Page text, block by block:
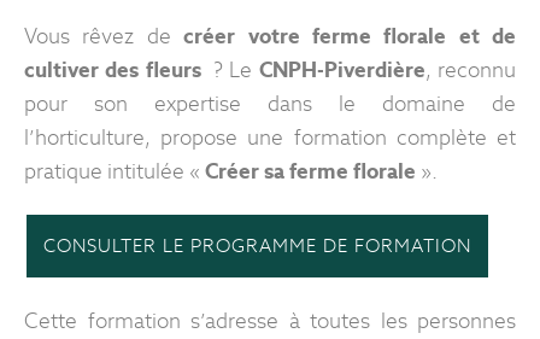
Vous rêvez decréer votre ferme florale et de
cultiver des fleurs? Le CNPH-Piverdière, reconnu
pour son expertise dans le domaine de
l’horticulture, propose une formation complète et
pratique intitulée « Créer sa ferme florale ».
CONSULTER LE PROGRAMME DE FORMATION
Cette formation s’adresse à toutes les personnes